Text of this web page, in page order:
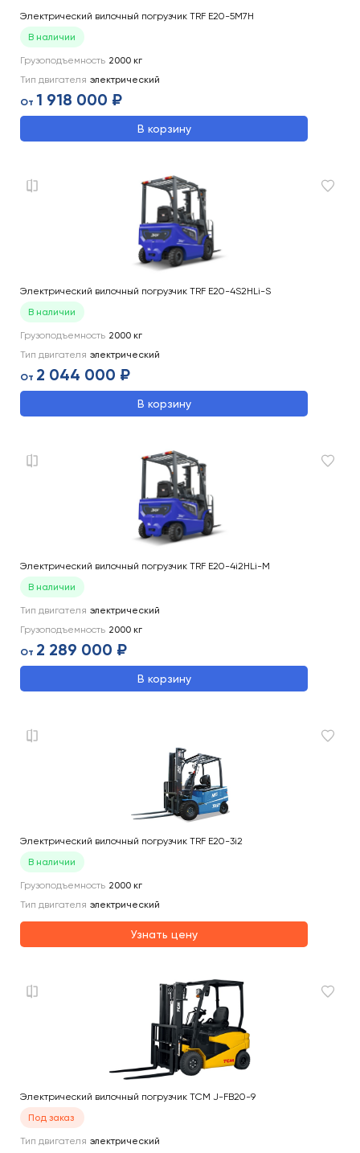
Электрический вилочный погрузчик TRF E20-5M7H
В наличии
Грузоподъемность 2000 кг
Тип двигателя электрический
От 1 918 000 ₽
В корзину
Электрический вилочный погрузчик TRF E20-4S2HLi-S
В наличии
Грузоподъемность 2000 кг
Тип двигателя электрический
От 2 044 000 ₽
В корзину
Электрический вилочный погрузчик TRF E20-4i2HLi-M
В наличии
Тип двигателя электрический
Грузоподъемность 2000 кг
От 2 289 000 ₽
В корзину
Электрический вилочный погрузчик TRF E20-3i2
В наличии
Грузоподъемность 2000 кг
Тип двигателя электрический
Узнать цену
Электрический вилочный погрузчик TCM J-FB20-9
Под заказ
Тип двигателя электрический